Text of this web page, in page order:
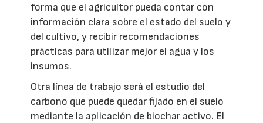
forma que el agricultor pueda contar con
información clara sobre el estado del suelo y
del cultivo, y recibir recomendaciones
prácticas para utilizar mejor el agua y los
insumos.
Otra línea de trabajo será el estudio del
carbono que puede quedar fijado en el suelo
mediante la aplicación de biochar activo. El